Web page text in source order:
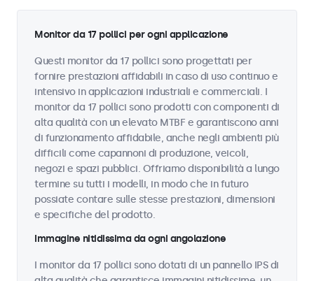
Monitor da 17 pollici per ogni applicazione
Questi monitor da 17 pollici sono progettati per
fornire prestazioni affidabili in caso di uso continuo e
intensivo in applicazioni industriali e commerciali. I
monitor da 17 pollici sono prodotti con componenti di
alta qualità con un elevato MTBF e garantiscono anni
di funzionamento affidabile, anche negli ambienti più
difficili come capannoni di produzione, veicoli,
negozi e spazi pubblici. Offriamo disponibilità a lungo
termine su tutti i modelli, in modo che in futuro
possiate contare sulle stesse prestazioni, dimensioni
e specifiche del prodotto.
Immagine nitidissima da ogni angolazione
I monitor da 17 pollici sono dotati di un pannello IPS di